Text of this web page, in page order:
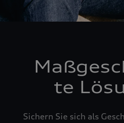
te
Sichern Sie sich als